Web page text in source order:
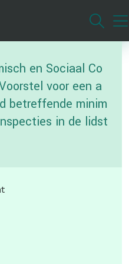
en Sociaal Co
voor een a
betreffende minim
in de lidst